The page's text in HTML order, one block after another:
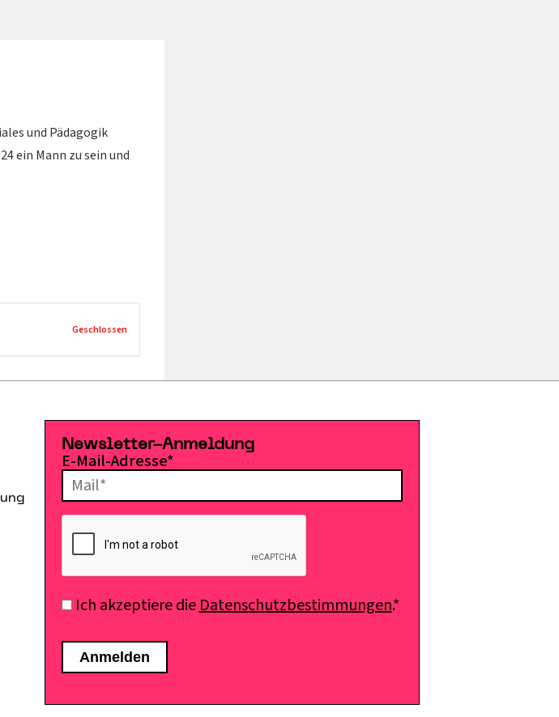
und Pädagogik
ein Mann zu sein und
Geschlossen
Newsletter-Anmeldung
E-Mail-Adresse*
Ich akzeptiere dieDatenschutzbestimmungen.*